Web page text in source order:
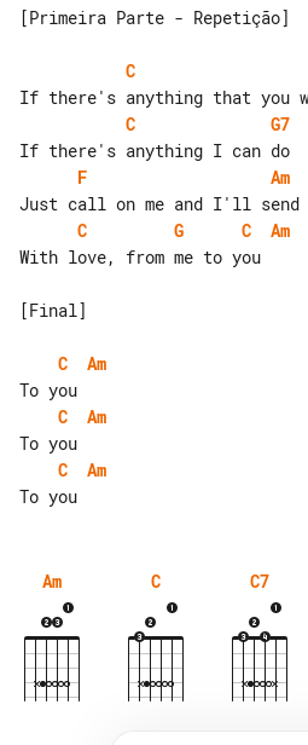
[Primeira Parte - Repetição]
C
C
G7
F
Am
C
G C
Am
With love, from me to you
[Final]
C
Am
C
Am
C
Am
Am C C7